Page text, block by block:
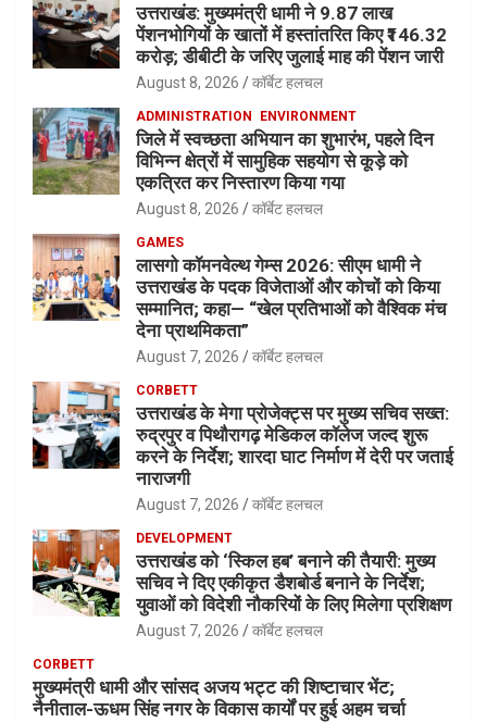
उत्तराखंड: मुख्यमंत्री धामी ने 9.87 लाख
पेंशनभोगियों के खातों में हस्तांतरित किए ₹146.32
करोड़; डीबीटी के जरिए जुलाई माह की पेंशन जारी
August 8, 2026 कॉर्बेट हलचल
ADMINISTRATION ENVIRONMENT
जिले में स्वच्छता अभियान का शुभारंभ, पहले दिन
विभिन्न क्षेत्रों में सामुहिक सहयोग से कूड़े को
एकत्रित कर निस्तारण किया गया
August 8, 2026 कॉर्बेट हलचल
GAMES
लासगो कॉमनवेल्थ गेम्स 2026: सीएम धामी ने
उत्तराखंड के पदक विजेताओं और कोचों को किया
सम्मानित; कहा— “खेल प्रतिभाओं को वैश्विक मंच
देना प्राथमिकता”
August 7, 2026 कॉर्बेट हलचल
CORBETT
उत्तराखंड के मेगा प्रोजेक्ट्स पर मुख्य सचिव सख्त:
रुद्रपुर व पिथौरागढ़ मेडिकल कॉलेज जल्द शुरू
करने के निर्देश; शारदा घाट निर्माण में देरी पर जताई
नाराजगी
August 7, 2026 कॉर्बेट हलचल
DEVELOPMENT
उत्तराखंड को ‘स्किल हब’ बनाने की तैयारी: मुख्य
सचिव ने दिए एकीकृत डैशबोर्ड बनाने के निर्देश;
युवाओं को विदेशी नौकरियों के लिए मिलेगा प्रशिक्षण
August 7, 2026 कॉर्बेट हलचल
CORBETT
मुख्यमंत्री धामी और सांसद अजय भट्ट की शिष्टाचार भेंट;
नैनीताल-ऊधम सिंह नगर के विकास कार्यों पर हुई अहम चर्चा